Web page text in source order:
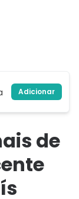
Adicionar
de